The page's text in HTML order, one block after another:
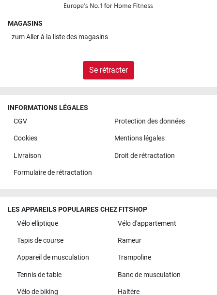
MAGASINS
zumAller à la liste des magasins
Se rétracter
INFORMATIONS LÉGALES
CGV
Protection des données
Cookies Mentions légales
Livraison Droit de rétractation
Formulaire de rétractation
LES APPAREILS POPULAIRES CHEZ FITSHOP
Vélo elliptique
Vélo d'appartement
Tapis de course Rameur
Appareil de musculation Trampoline
Tennis de table Banc de musculation
Vélo de biking Haltère